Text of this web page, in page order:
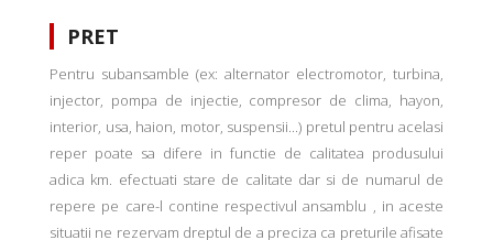
PRET
Pentru subansamble (ex: alternator electromotor, turbina,
injector, pompa de injectie, compresor de clima, hayon,
interior, usa, haion, motor, suspensii...) pretul pentru acelasi
reper poate sa difere in functie de calitatea produsului
adica km. efectuati stare de calitate dar si de numarul de
repere pe care-l contine respectivul ansamblu , in aceste
situatii ne rezervam dreptul de a preciza ca preturile afisate